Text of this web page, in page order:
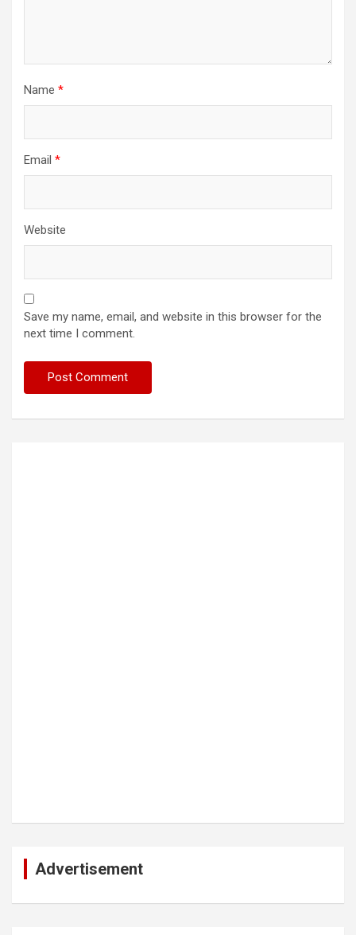
Name *
Email *
Website
Save my name, email, and website in this browser for the
next time I comment.
Advertisement